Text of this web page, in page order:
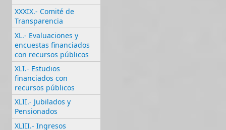
XXXIX.- Comité de
Transparencia
XL.- Evaluaciones y
encuestas financiados
con recursos públicos
XLI.- Estudios
financiados con
recursos públicos
XLII.- Jubilados y
Pensionados
XLIII.- Ingresos